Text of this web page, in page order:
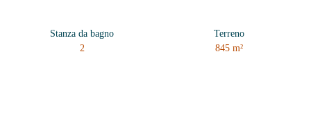
Stanza da bagno
2
Terreno
845 m²